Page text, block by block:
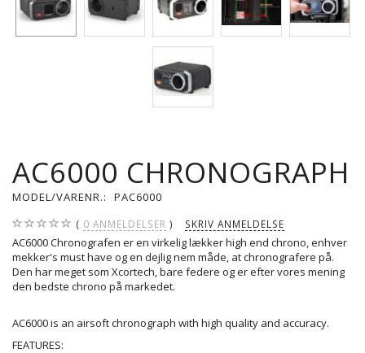
AC6000 CHRONOGRAPH
MODEL/VARENR.: PAC6000
0 ANMELDELSER SKRIV ANMELDELSE
AC6000 Chronografen er en virkelig lækker high end chrono, enhver
mekker's must have og en dejlig nem måde, at chronografere på.
Den har meget som Xcortech, bare federe og er efter vores mening
den bedste chrono på markedet.
AC6000 is an airsoft chronograph with high quality and accuracy.
FEATURES: